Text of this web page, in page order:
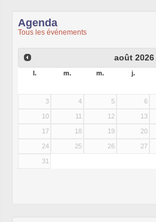
Agenda
Tous les événements
août 2026
l. m. m. j.
3 4 5 6
10 11 12 13
17 18 19 20
24 25 26 27
31